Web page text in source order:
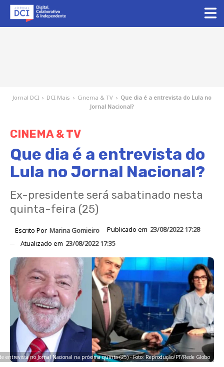
Jornal DCI › DCI Mais › Cinema & TV › Que dia é a entrevista do Lula no
Jornal Nacional?
CINEMA & TV
Que dia é a entrevista do
Lula no Jornal Nacional?
Ex-presidente será sabatinado nesta
quinta-feira (25)
Escrito Por Marina Gomieiro Publicado em 23/08/2022 17:28
Atualizado em 23/08/2022 17:35
entrevista no Jornal Nacional na próxima quinta (25) - Foto: Reprodução/PT/Rede Globo